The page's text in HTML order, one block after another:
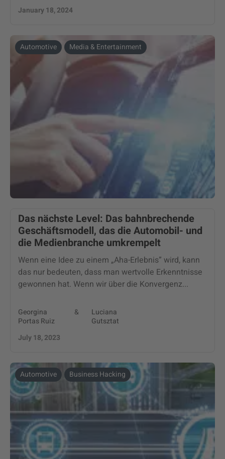
January 18, 2024
Automotive Media & Entertainment
Das nächste Level: Das bahnbrechende
Geschäftsmodell, das die Automobil- und
die Medienbranche umkrempelt
Wenn eine Idee zu einem „Aha-Erlebnis” wird, kann
das nur bedeuten, dass man wertvolle Erkenntnisse
gewonnen hat. Wenn wir über die Konvergenz...
Georgina
Portas Ruiz
&
Luciana
Gutsztat
July 18, 2023
Automotive Business Hacking